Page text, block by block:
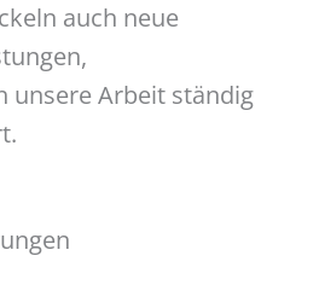
auch neue
unsere Arbeit ständig